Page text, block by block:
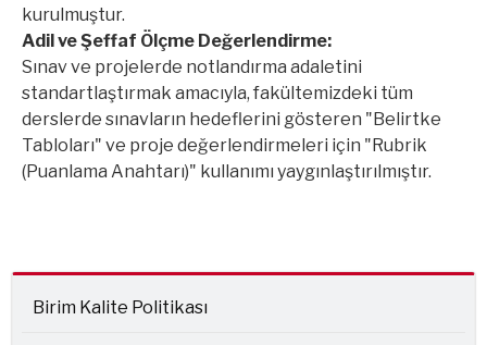
kurulmuştur.
Adil ve Şeffaf Ölçme Değerlendirme:
Sınav ve projelerde notlandırma adaletini
standartlaştırmak amacıyla, fakültemizdeki tüm
derslerde sınavların hedeflerini gösteren "Belirtke
Tabloları" ve proje değerlendirmeleri için "Rubrik
(Puanlama Anahtarı)" kullanımı yaygınlaştırılmıştır.
Birim Kalite Politikası